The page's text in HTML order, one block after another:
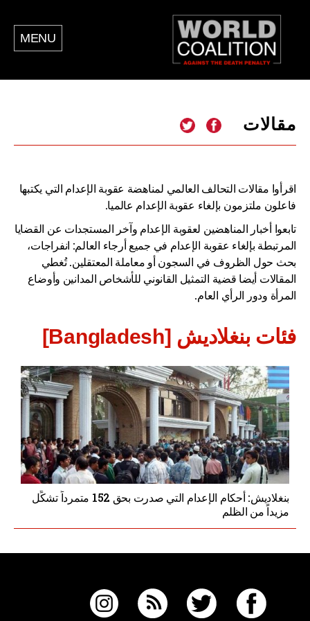
MENU
مقالات
اقرأوا مقالات التحالف العالمي لمناهضة عقوبة الإعدام التي يكتبها
فاعلون ملتزمون بإلغاء عقوبة الإعدام عالميا.
تابعوا أخبار المناهضين لعقوبة الإعدام وآخر المستجدات عن القضايا
المرتبطة بإلغاء عقوبة الإعدام في جميع أرجاء العالم: انفراجات،
بحث حول الظروف في السجون أو معاملة المعتقلين. تُغطي
المقالات أيضا قضية التمثيل القانوني للأشخاص المدانين وأوضاع
المرأة ودور الرأي العام.
فئات بنغلاديش [Bangladesh]
بنغلاديش: أحكام الإعدام التي صدرت بحق 152 متمرداً تشكِّل
مزيداً من الظلم